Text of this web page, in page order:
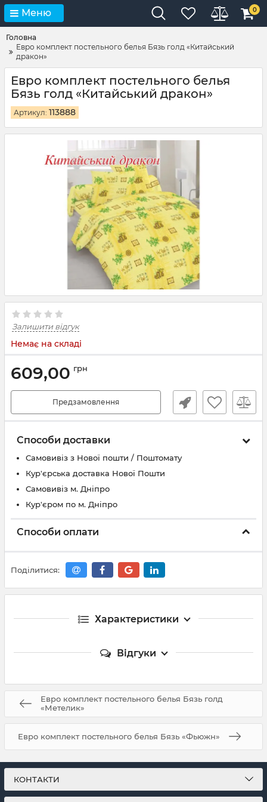
Меню 0
Головна
Евро комплект постельного белья Бязь голд «Китайський
дракон»
Евро комплект постельного белья
Бязь голд «Китайський дракон»
Артикул: 113888
Залишити відгук
Немає на складі
609,00 грн
Предзамовлення
Способи доставки
Самовивіз з Нової пошти / Поштомату
Кур'єрська доставка Нової Пошти
Самовивіз м. Дніпро
Кур'єром по м. Дніпро
Способи оплати
Поділитися:
Характеристики
Відгуки
Евро комплект постельного белья Бязь голд
«Метелик»
Евро комплект постельного белья Бязь «Фьюжн»
КОНТАКТИ